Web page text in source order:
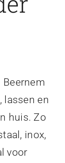
lassen en
huis. Zo
inox,
voor